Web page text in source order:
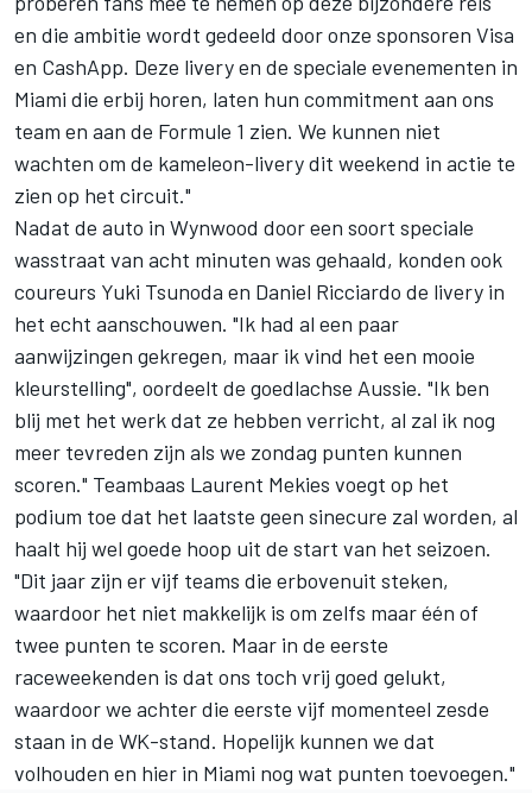
en die ambitie wordt gedeeld door onze sponsoren Visa
en CashApp. Deze livery en de speciale evenementen in
Miami die erbij horen, laten hun commitment aan ons
team en aan de Formule 1 zien. We kunnen niet
wachten om de kameleon-livery dit weekend in actie te
zien op het circuit."
Nadat de auto in Wynwood door een soort speciale
wasstraat van acht minuten was gehaald, konden ook
coureurs Yuki Tsunoda en Daniel Ricciardo de livery in
het echt aanschouwen. "Ik had al een paar
aanwijzingen gekregen, maar ik vind het een mooie
kleurstelling", oordeelt de goedlachse Aussie. "Ik ben
blij met het werk dat ze hebben verricht, al zal ik nog
meer tevreden zijn als we zondag punten kunnen
scoren." Teambaas Laurent Mekies voegt op het
podium toe dat het laatste geen sinecure zal worden, al
haalt hij wel goede hoop uit de start van het seizoen.
"Dit jaar zijn er vijf teams die erbovenuit steken,
waardoor het niet makkelijk is om zelfs maar één of
twee punten te scoren. Maar in de eerste
raceweekenden is dat ons toch vrij goed gelukt,
waardoor we achter die eerste vijf momenteel zesde
staan in de WK-stand. Hopelijk kunnen we dat
volhouden en hier in Miami nog wat punten toevoegen."